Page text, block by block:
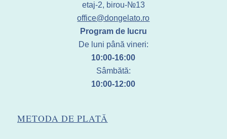
etaj-2, birou-№13
office@dongelato.ro
Program de lucru
De luni până vineri:
10:00-16:00
Sâmbătă:
10:00-12:00
METODA DE PLATĂ